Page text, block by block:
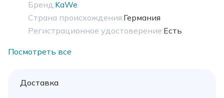
Бренд:KaWe
Страна происхождения:Германия
Регистрационное удостоверение:Есть
Посмотреть все
Доставка